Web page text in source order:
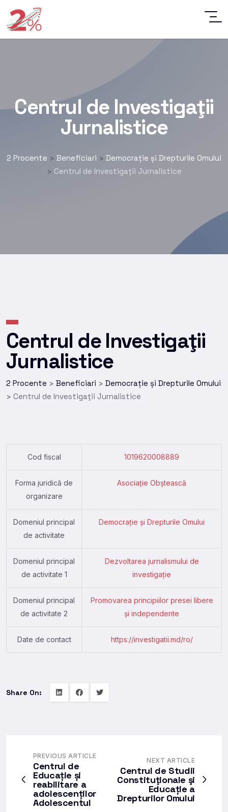
Centrul de Investigaţii
Jurnalistice
2 Procente > Beneficiari > Democrație și Drepturile Omului
> Centrul de Investigaţii Jurnalistice
Centrul de Investigaţii
Jurnalistice
2 Procente > Beneficiari > Democrație și Drepturile Omului
> Centrul de Investigaţii Jurnalistice
Cod fiscal 1019620008889
Forma juridică de
organizare
Asociație Obștească
Domeniul principal
de activitate
Democrație și Drepturile Omului
Domeniul principal
de activitate 1
Dezvoltarea jurnalismului de
investigaţie
Domeniul principal
de activitate 2
Promovarea principiilor presei libere
și independente
Date de contact https://investigatii.md/ro/
Share On:
PREVIOUS ARTICLE
Centrul de
Educație și
reabilitare a
adolescenților
Adolescentul
NEXT ARTICLE
Centrul de Studii
Constituţionale şi
Educație a
Drepturilor Omului